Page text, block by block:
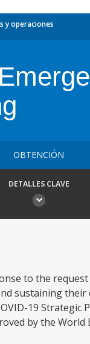
y operaciones
OBTENCIÓN
DETALLES CLAVE
to the
sustaining
19 Strategic
by the World